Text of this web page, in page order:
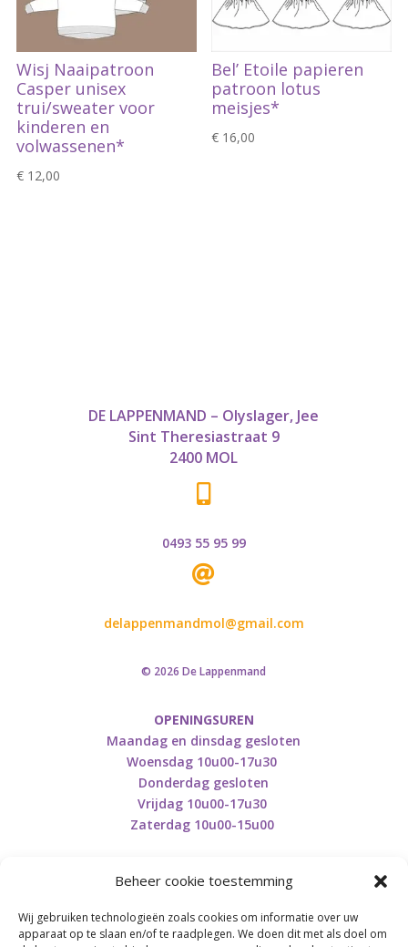
Beheer cookie toestemming
Wij gebruiken technologieën zoals cookies om informatie over uw
apparaat op te slaan en/of te raadplegen. We doen dit met als doel om
Wisj Naaipatroon
Casper unisex
trui/sweater voor
kinderen en
volwassenen*
€12,00
Bel’ Etoile papieren
patroon lotus
meisjes*
€ 16,00
DE LAPPENMAND – Olyslager, Jee
Sint Theresiastraat 9
2400 MOL
0493 55 95 99

delappenmandmol@gmail.com
© 2026 De Lappenmand
OPENINGSUREN
Maandag en dinsdag gesloten
Woensdag 10u00-17u30
Donderdag gesloten
Vrijdag 10u00-17u30
Zaterdag 10u00-15u00
Retourneren en herroepen